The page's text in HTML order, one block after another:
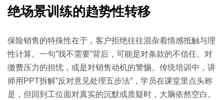
按业务场景
交易跟进
培训辅导
绝场景训练的趋势性转移
保险销售的特殊性在于，客户拒绝往往混杂着情感抵触与理
性计算。一句”我不需要”背后，可能是对条款的不信任、对
缴费压力的担忧，或是对销售动机的警惕。传统培训中，讲
师用PPT拆解”反对意见处理五步法”，学员在课堂里点头称
是，但回到工位面对真实的沉默或质疑时，大脑依然空白。